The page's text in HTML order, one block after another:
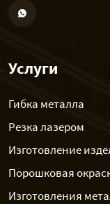
Услуги
Гибка металла
Резка лазером
Изготовление
Порошковая
Изготовления